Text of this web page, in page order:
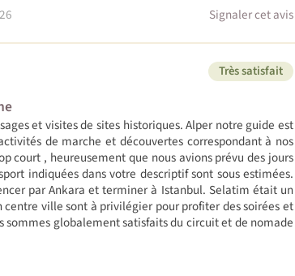
Signaler cet avis
Très satisfait
et visites de sites historiques. Alper notre guide est
de marche et découvertes correspondant à nos
court , heureusement que nous avions prévu des jours
indiquées dans votre descriptif sont sous estimées.
par Ankara et terminer à Istanbul. Selatim était un
ville sont à privilégier pour profiter des soirées et
globalement satisfaits du circuit et de nomade